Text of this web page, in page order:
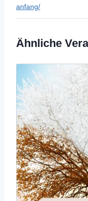
anfang/
Ähnliche